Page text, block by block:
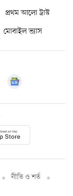
প্রথম আলো ট্রাস্ট
মোবাইল ভ্যাস
নীতি ও শর্ত